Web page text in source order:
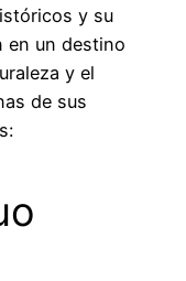
y su
en un destino
y el
de sus